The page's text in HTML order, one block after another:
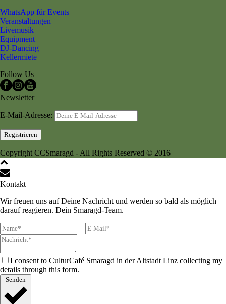
WhatsApp für Events
Veranstaltungen
Livemusik
Equipment
DJ-Dancing
Kellermiete
Follow Us
Newsletter
E-Mail-Adresse:
Copyright CCSmaragd - All Rights Reserved © 2016
Kontakt
Wir freuen uns auf Deine Nachricht und werden so bald als möglich
darauf reagieren. Dein Smaragd-Team.
I consent to CulturCafé Smaragd in der Altstadt Linz collecting my
details through this form.
Senden